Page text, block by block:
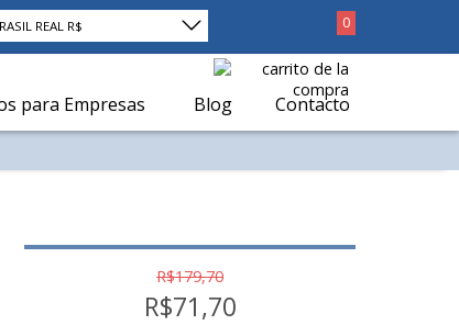
REAL R$ 0
para Empresas Blog Contacto
R$179,70
R$71,70